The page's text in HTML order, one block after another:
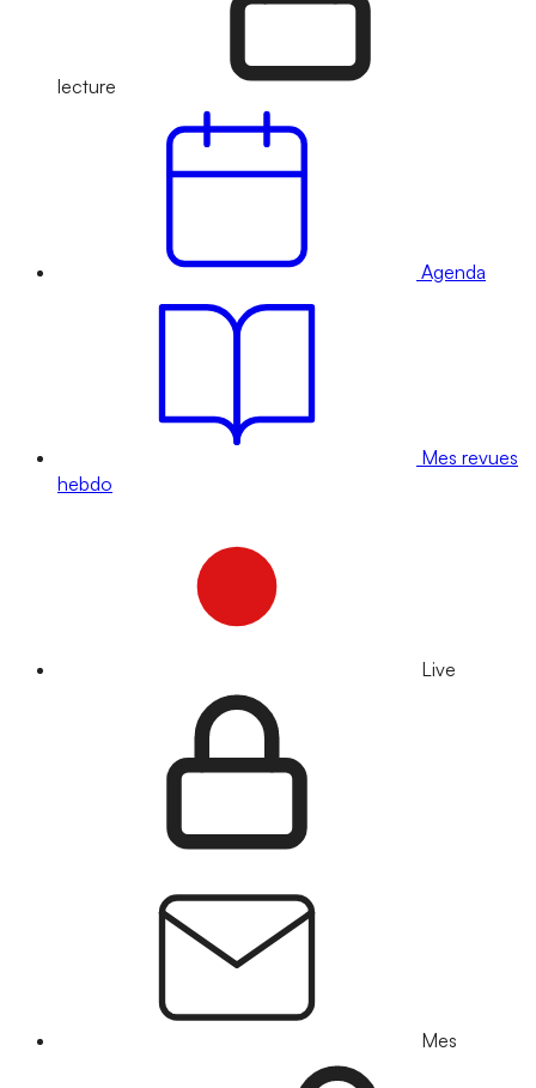
lecture
Agenda
Mes revues
hebdo
Live
Mes